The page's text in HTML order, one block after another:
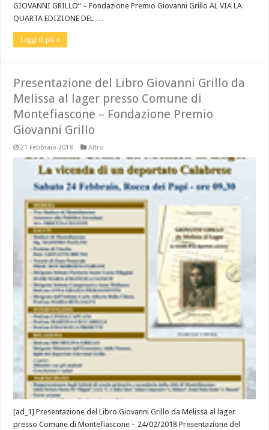
GIOVANNI GRILLO” – Fondazione Premio Giovanni Grillo AL VIA LA
QUARTA EDIZIONE DEL …
Leggi di più »
Presentazione del Libro Giovanni Grillo da
Melissa al lager presso Comune di
Montefiascone – Fondazione Premio
Giovanni Grillo
21 Febbraio 2018 Altro
[ad_1] Presentazione del Libro Giovanni Grillo da Melissa al lager
presso Comune di Montefiascone – 24/02/2018 Presentazione del